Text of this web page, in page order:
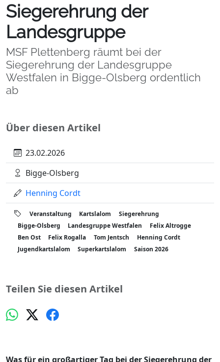
Siegerehrung der
Landesgruppe
MSF Plettenberg räumt bei der
Siegerehrung der Landesgruppe
Westfalen in Bigge-Olsberg ordentlich
ab
Was für ein großartiger Tag bei der Siegerehrung der
Über diesen Artikel
23.02.2026
Bigge-Olsberg
Henning Cordt
Veranstaltung Kartslalom
Siegerehrung
Bigge-Olsberg
Landesgruppe Westfalen
Felix Altrogge
Ben Ost
Felix Rogalla Tom Jentsch
Henning Cordt
Jugendkartslalom
Superkartslalom Saison 2026
Teilen Sie diesen Artikel